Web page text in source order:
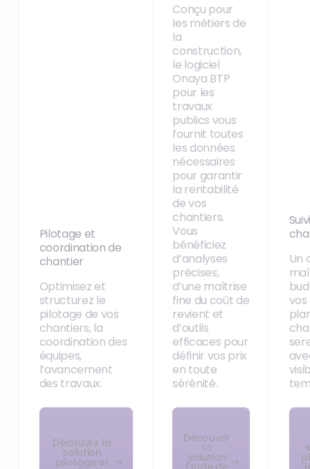
Pilotage et
coordination de
chantier
Optimisez et
structurez le
pilotage de vos
chantiers, la
coordination des
équipes,
l’avancement
des travaux.
Découvrir la
solution
pilotage et
Conçu pour
les métiers de
la
construction,
le logiciel
Onaya BTP
pour les
travaux
publics vous
fournit toutes
les données
nécessaires
pour garantir
la rentabilité
de vos
chantiers.
Vous
bénéficiez
d’analyses
précises,
d’une maîtrise
fine du coût de
revient et
d’outils
efficaces pour
définir vos prix
en toute
sérénité.
Découvrir
la
solution
Un
vos